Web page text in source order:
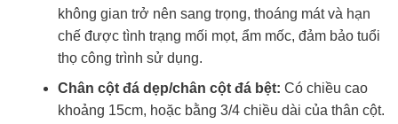
không gian trở nên sang trọng, thoáng mát và hạn
chế được tình trạng mối mọt, ẩm mốc, đảm bảo tuổi
thọ công trình sử dụng.
Chân cột đá dẹp/chân cột đá bệt: Có chiều cao
khoảng 15cm, hoặc bằng 3/4 chiều dài của thân cột.